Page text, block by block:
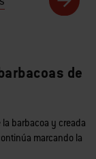
de
barbacoa y creada
marcando la